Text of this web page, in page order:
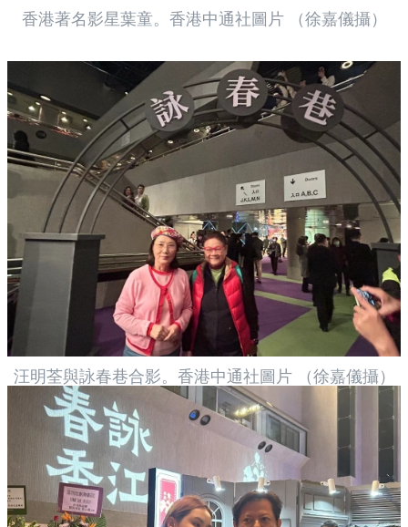
香港著名影星葉童。香港中通社圖片 （徐嘉儀攝）
汪明荃與詠春巷合影。香港中通社圖片 （徐嘉儀攝）